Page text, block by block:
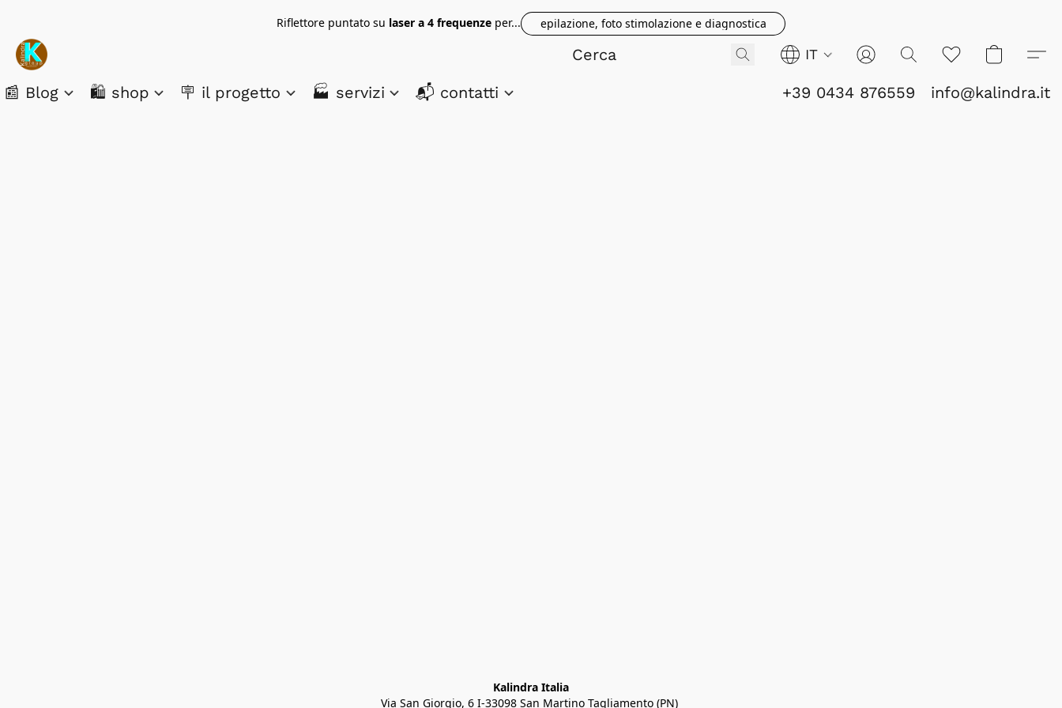
Riflettore puntato su laser a 4 frequenze per... epilazione, foto stimolazione e diagnostica
IT
📰 Blog 🛍️ shop 🪧 il progetto 🏭 servizi 📬 contatti +39 0434 876559 info@kalindra.it
Kalindra Italia
Via San Giorgio, 6 I-33098 San Martino Tagliamento (PN)